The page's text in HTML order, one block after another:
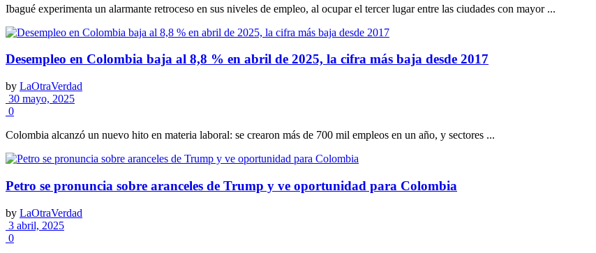
Ibagué experimenta un alarmante retroceso en sus niveles de empleo, al ocupar el tercer lugar entre las ciudades con mayor ...
Desempleo en Colombia baja al 8,8 % en abril de 2025, la cifra más baja desde 2017
by LaOtraVerdad
30 mayo, 2025
0
Colombia alcanzó un nuevo hito en materia laboral: se crearon más de 700 mil empleos en un año, y sectores ...
Petro se pronuncia sobre aranceles de Trump y ve oportunidad para Colombia
by LaOtraVerdad
3 abril, 2025
0